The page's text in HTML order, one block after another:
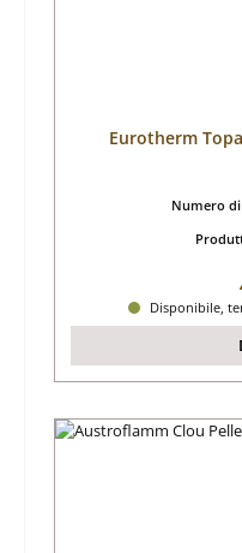
Eurotherm
Numero
Disponibile,